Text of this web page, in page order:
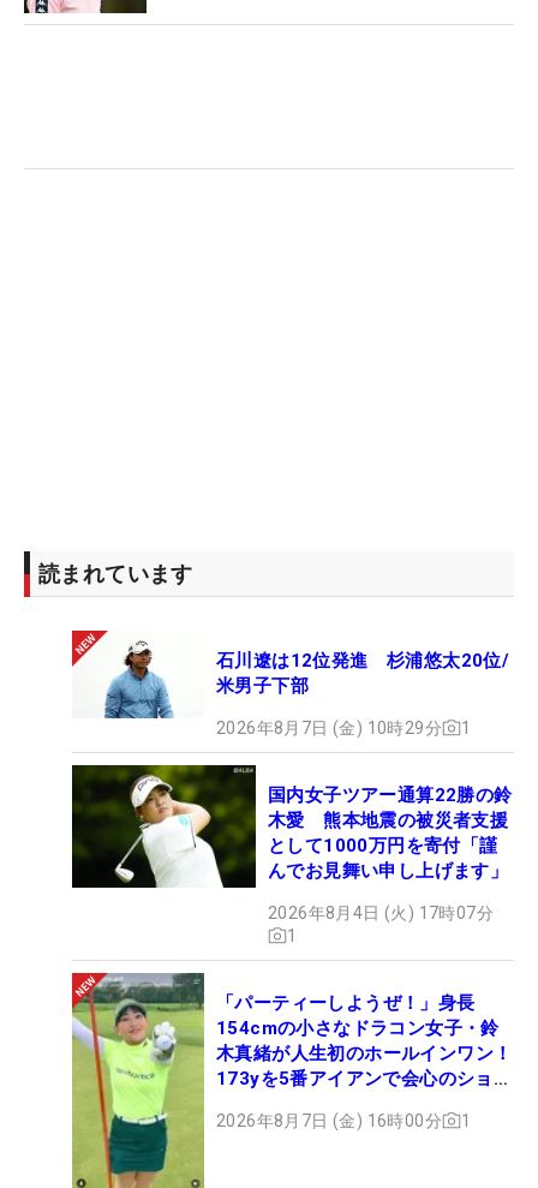
読まれています
石川遼は12位発進 杉浦悠太20位/
米男子下部
2026年8月7日 (金) 10時29分 1
国内女子ツアー通算22勝の鈴
木愛 熊本地震の被災者支援
として1000万円を寄付「謹
んでお見舞い申し上げます」
2026年8月4日 (火) 17時07分
1
「パーティーしようぜ！」身長
154cmの小さなドラコン女子・鈴
木真緒が人生初のホールインワン！
173yを5番アイアンで会心のショッ
2026年8月7日 (金) 16時00分 1